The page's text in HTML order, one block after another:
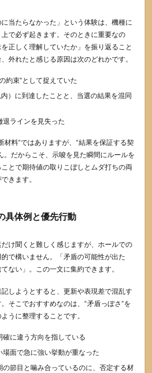
に当たらなかった」という体験は、機種に
で必ず起きます。そのときに重要なの
正しく理解していたか」を振り返ること
外れたと感じる原因は次のどれかです。
約束”として捉えていた
）に到達したことと、当選の結果を混同
退ラインを見失った
材料”ではありますが、“結果を保証する契
。だからこそ、示唆を見た瞬間にルールを
とで期待値の取りこぼしとムダ打ちの両
きます。
具体例と優先行動
け聞くと難しく感じますが、ホールでの
で構いません。「矛盾の可能性が出た
ない」。この一文に集約できます。
しようとすると、更新や表現差で混乱す
そこでおすすめなのは、“矛盾っぽさ”を
うに整理することです。
確に違う方向を指している
場面で急に強い挙動が重なった
の節目と噛み合っているのに、否定する材